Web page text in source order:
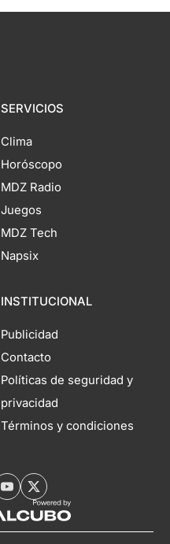
SERVICIOS
Clima
Horóscopo
MDZ Radio
Juegos
MDZ Tech
Napsix
INSTITUCIONAL
Publicidad
Contacto
Políticas de seguridad y
privacidad
Términos y condiciones